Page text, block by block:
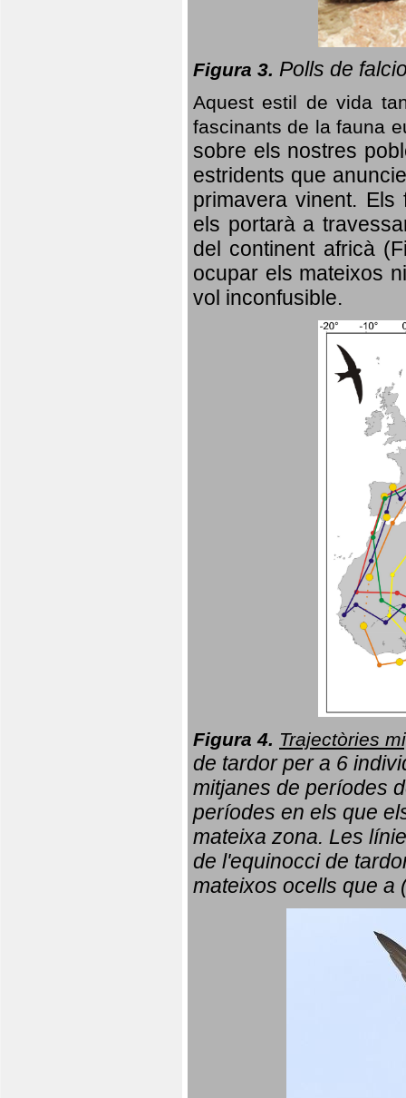
Figura 3. Polls de
Aquest estil de vida
fascinants de la fauna
sobre els nostres
estridents que
primavera vinent. Els
els portarà a
del continent africà
ocupar els mateixos
vol inconfusible.
Figura 4. Trajectòries
de tardor per a 6
mitjanes de períodes
períodes en els que
mateixa zona. Les
de l'equinocci de
mateixos ocells que a